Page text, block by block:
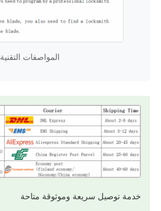
قطعة طحن زاوية واحدة
مبرمج مفتاح السيارة
شريحة الارسال والاستقبال
المواصفات التقنية
خدمة توصيل سريعة وموثوقة متاحة